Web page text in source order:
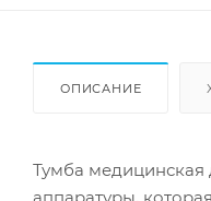
ОПИСАНИЕ
Тумба медицинская
аппаратуры,